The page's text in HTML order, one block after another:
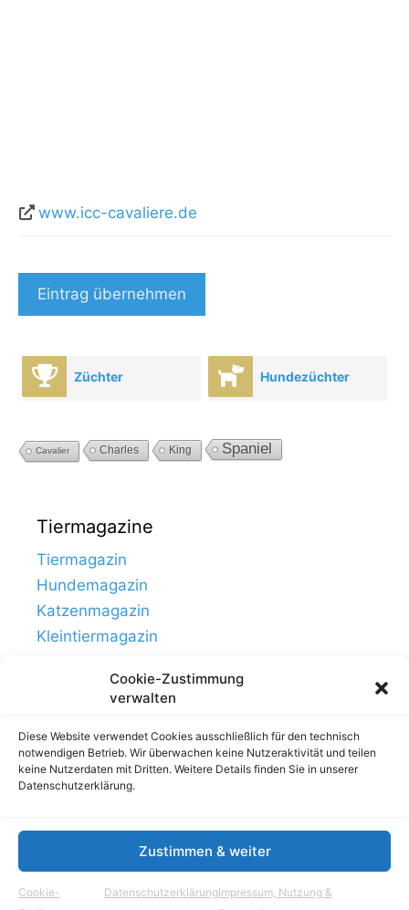
Cookie-Zustimmung
verwalten
Diese Website verwendet Cookies ausschließlich für den technisch
notwendigen Betrieb. Wir überwachen keine Nutzeraktivität und teilen
keine Nutzerdaten mit Dritten. Weitere Details finden Sie in unserer
Datenschutzerklärung.
Zustimmen & weiter
Cookie-
DatenschutzerklärungImpressum, Nutzung &
www.icc-cavaliere.de
Eintrag übernehmen
Züchter Hundezüchter
Cavalier Charles King Spaniel
Tiermagazine
Tiermagazin
Hundemagazin
Katzenmagazin
Kleintiermagazin